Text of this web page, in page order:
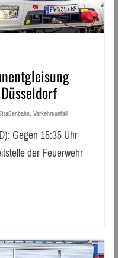
, Verkehrsunfall
Gegen 15:35 Uhr
der Feuerwehr